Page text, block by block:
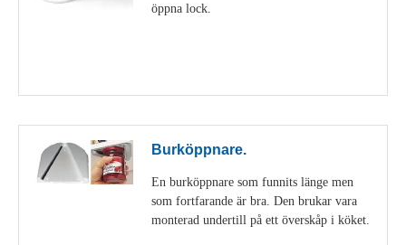
öppna lock.
Burköppnare.
En burköppnare som funnits länge men
som fortfarande är bra. Den brukar vara
monterad undertill på ett överskåp i köket.